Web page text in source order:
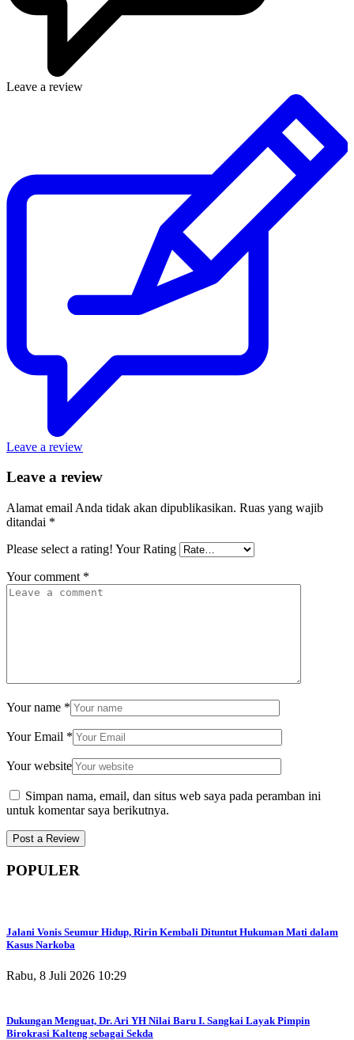
Leave a review
Leave a review
Leave a review
Alamat email Anda tidak akan dipublikasikan. Ruas yang wajib
ditandai *
Please select a rating! Your Rating
Your comment *
Your name *
Your Email *
Your website
Simpan nama, email, dan situs web saya pada peramban ini
untuk komentar saya berikutnya.
POPULER
Jalani Vonis Seumur Hidup, Ririn Kembali Dituntut Hukuman Mati dalam
Kasus Narkoba
Rabu, 8 Juli 2026 10:29
Dukungan Menguat, Dr. Ari YH Nilai Baru I. Sangkai Layak Pimpin
Birokrasi Kalteng sebagai Sekda